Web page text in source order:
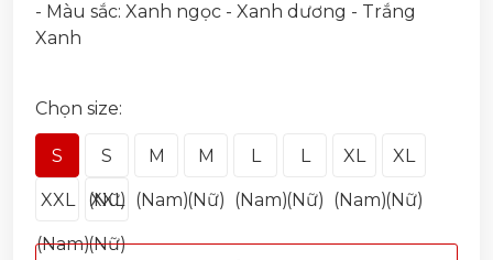
- Màu sắc: Xanh ngọc - Xanh dương - Trắng
Xanh
Chọn size:
S
(Nam)
S
(Nữ)
M
(Nam)
M
(Nữ)
L
(Nam)
L
(Nữ)
XL
(Nam)
XL
(Nữ)
XXL
(Nam)
XXL
(Nữ)